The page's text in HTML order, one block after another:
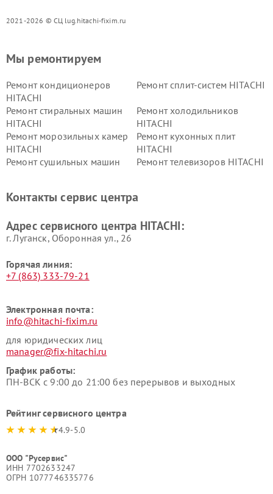
2021-2026 © СЦ lug.hitachi-fixim.ru
Мы ремонтируем
Ремонт кондиционеров
HITACHI
Ремонт сплит-систем HITACHI
Ремонт стиральных машин
HITACHI
Ремонт холодильников
HITACHI
Ремонт морозильных камер
HITACHI
Ремонт кухонных плит
HITACHI
Ремонт сушильных машин
Ремонт телевизоров HITACHI
данных HITACHI
HITACHI
HITACHI
HITACHI
Контакты сервис центра
Адрес сервисного центра HITACHI:
г. Луганск, Оборонная ул., 26
Горячая линия:
+7 (863) 333-79-21
Электронная почта:
info@hitachi-fixim.ru
для юридических лиц
manager@fix-hitachi.ru
График работы:
ПН-ВСК с 9:00 до 21:00 без перерывов и выходных
Рейтинг сервисного центра
4.9-5.0
ООО "Русервис"
ИНН 7702633247
ОГРН 1077746335776